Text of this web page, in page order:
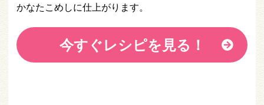
かなたこめしに仕上がります。
今すぐレシピを見る！